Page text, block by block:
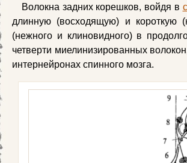
Волокна задних корешков, войдя в
длинную (восходящую) и короткую
(нежного и клиновидного) в
четверти миелинизированных
интернейронах спинного мозга.